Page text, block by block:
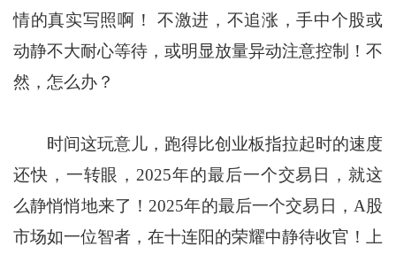
情的真实写照啊！ 不激进，不追涨，手中个股或
动静不大耐心等待，或明显放量异动注意控制！不
然，怎么办？
时间这玩意儿，跑得比创业板指拉起时的速度
还快，一转眼，2025年的最后一个交易日，就这
么静悄悄地来了！2025年的最后一个交易日，A股
市场如一位智者，在十连阳的荣耀中静待收官！上